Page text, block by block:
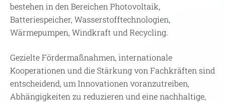
bestehen in den Bereichen Photovoltaik,
Batteriespeicher, Wasserstofftechnologien,
Wärmepumpen, Windkraft und Recycling.
Gezielte Fördermaßnahmen, internationale
Kooperationen und die Stärkung von Fachkräften sind
entscheidend, um Innovationen voranzutreiben,
Abhängigkeiten zu reduzieren und eine nachhaltige,